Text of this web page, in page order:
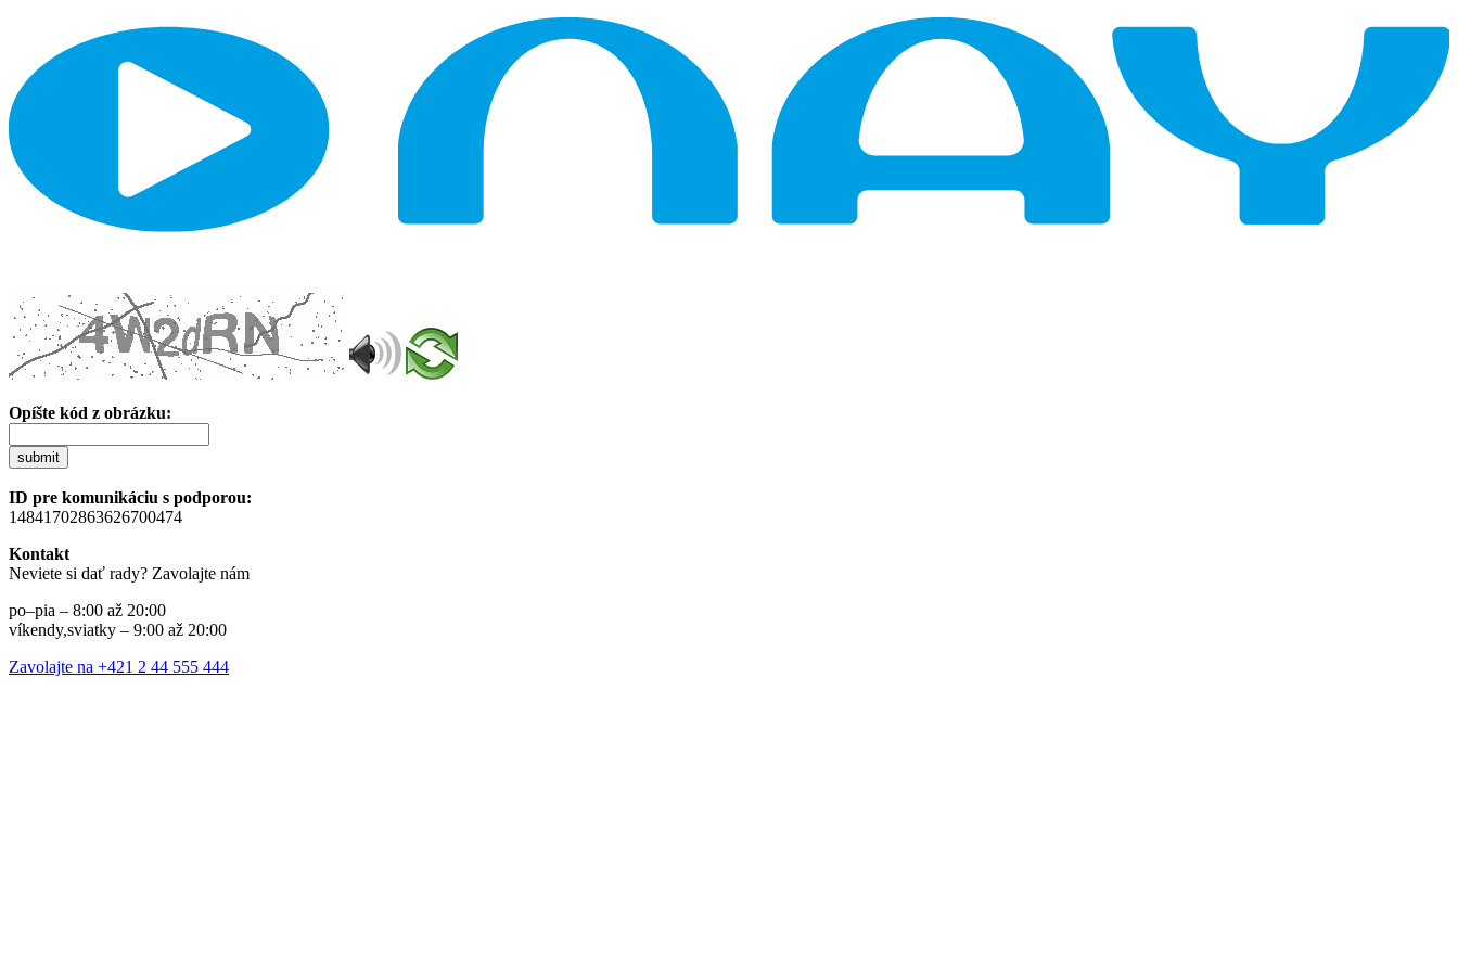
Opíšte kód z obrázku:
submit
ID pre komunikáciu s podporou:
14841702863626700474
Kontakt
Neviete si dať rady? Zavolajte nám
po–pia – 8:00 až 20:00
víkendy,sviatky – 9:00 až 20:00
Zavolajte na +421 2 44 555 444